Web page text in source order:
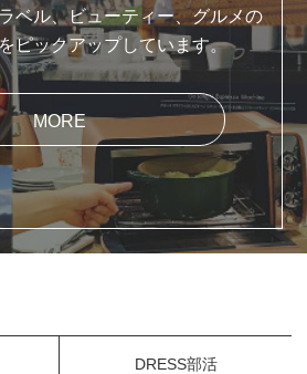
ベル、ビューティー、グルメの
ピックアップしています。
MORE
DRESS部活